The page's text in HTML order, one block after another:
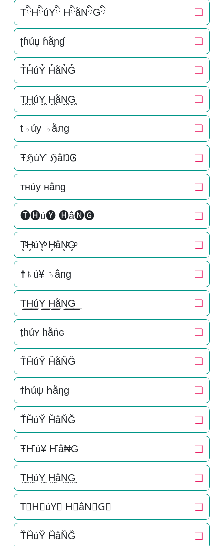
TིHིúYི HིằNིGི ❏
ʈɦúџ ɦằɲɠ ❏
T͒H͒úY͒ H͒ằN͒G͒ ❏
T̬̤̯H̬̤̯úY̬̤̯ H̬̤̯ằN̬̤̯G̬̤̯ ❏
t♄úy ♄ằภg ❏
ŦℌúƳ ℌằŊᎶ ❏
тнúy нằng ❏
🅣🅗ú🅨 🅗ằ🅝🅖 ❏
T̥ͦH̥ͦúY̥ͦ H̥ͦằN̥ͦG̥ͦ ❏
☨♄ú¥ ♄ằng ❏
T͟͟H͟͟úY͟͟ H͟͟ằN͟͟G͟͟ ❏
ṭһúʏ һằṅɢ ❏
T̆H̆úY̆ H̆ằN̆Ğ ❏
ϯհúψ հằηɡ ❏
T̆H̆úY̆ H̆ằN̆Ğ ❏
ŦҤú¥ Ҥằ₦G ❏
T̤̮H̤̮úY̤̮ H̤̮ằN̤̮G̤̮ ❏
T⃘H⃘úY⃘ H⃘ằN⃘G⃘ ❏
T᷈H᷈úY᷈ H᷈ằN᷈G᷈ ❏